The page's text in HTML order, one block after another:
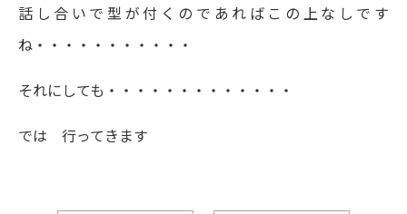
話し合いで型が付くのであればこの上なしです
ね・・・・・・・・・・・
それにしても・・・・・・・・・・・・・
では 行ってきます